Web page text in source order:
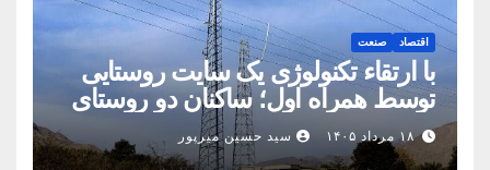
اقتصاد صنعت
با ارتقاء تکنولوژی یک سایت روستایی
توسط همراه اول؛ ساکنان دو روستای
شهرستان بینالود به شبکه ملی اطلاعات
متصل شدند
۱۸ مرداد ۱۴۰۵ سید حسین میرپور